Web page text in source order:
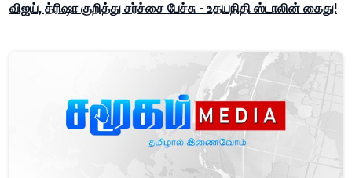
விஜய், த்ரிஷா குறித்து சர்ச்சை பேச்சு - உதயநிதி ஸ்டாலின் கைது!